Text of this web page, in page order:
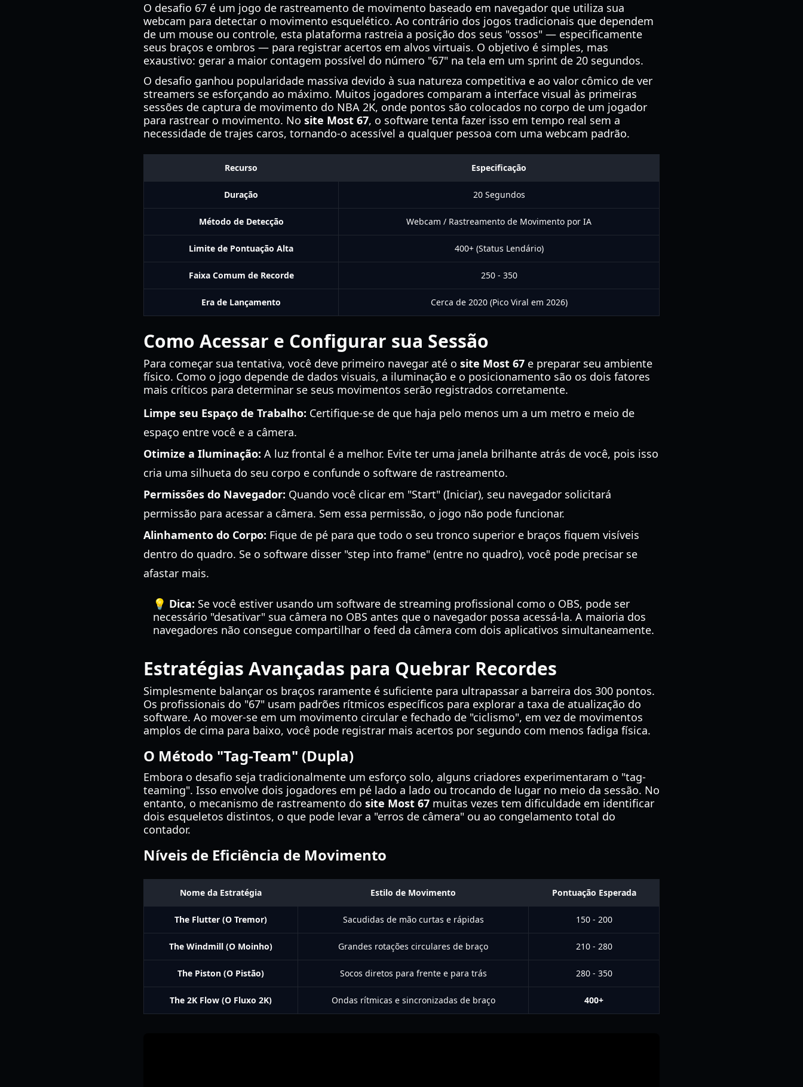
O desafio 67 é um jogo de rastreamento de movimento baseado em navegador que utiliza sua
webcam para detectar o movimento esquelético. Ao contrário dos jogos tradicionais que dependem
de um mouse ou controle, esta plataforma rastreia a posição dos seus "ossos" — especificamente
seus braços e ombros — para registrar acertos em alvos virtuais. O objetivo é simples, mas
exaustivo: gerar a maior contagem possível do número "67" na tela em um sprint de 20 segundos.
O desafio ganhou popularidade massiva devido à sua natureza competitiva e ao valor cômico de ver
streamers se esforçando ao máximo. Muitos jogadores comparam a interface visual às primeiras
sessões de captura de movimento do NBA 2K, onde pontos são colocados no corpo de um jogador
para rastrear o movimento. No site Most 67, o software tenta fazer isso em tempo real sem a
necessidade de trajes caros, tornando-o acessível a qualquer pessoa com uma webcam padrão.
Recurso Especificação
Duração 20 Segundos
Método de Detecção Webcam / Rastreamento de Movimento por IA
Limite de Pontuação Alta 400+ (Status Lendário)
Faixa Comum de Recorde 250 - 350
Era de Lançamento Cerca de 2020 (Pico Viral em 2026)
Como Acessar e Configurar sua Sessão
Para começar sua tentativa, você deve primeiro navegar até o site Most 67 e preparar seu ambiente
físico. Como o jogo depende de dados visuais, a iluminação e o posicionamento são os dois fatores
mais críticos para determinar se seus movimentos serão registrados corretamente.
Limpe seu Espaço de Trabalho: Certifique-se de que haja pelo menos um a um metro e meio de
espaço entre você e a câmera.
Otimize a Iluminação: A luz frontal é a melhor. Evite ter uma janela brilhante atrás de você, pois isso
cria uma silhueta do seu corpo e confunde o software de rastreamento.
Permissões do Navegador: Quando você clicar em "Start" (Iniciar), seu navegador solicitará
permissão para acessar a câmera. Sem essa permissão, o jogo não pode funcionar.
Alinhamento do Corpo: Fique de pé para que todo o seu tronco superior e braços fiquem visíveis
dentro do quadro. Se o software disser "step into frame" (entre no quadro), você pode precisar se
afastar mais.
💡 Dica: Se você estiver usando um software de streaming profissional como o OBS, pode ser
necessário "desativar" sua câmera no OBS antes que o navegador possa acessá-la. A maioria dos
navegadores não consegue compartilhar o feed da câmera com dois aplicativos simultaneamente.
Estratégias Avançadas para Quebrar Recordes
Simplesmente balançar os braços raramente é suficiente para ultrapassar a barreira dos 300 pontos.
Os profissionais do "67" usam padrões rítmicos específicos para explorar a taxa de atualização do
software. Ao mover-se em um movimento circular e fechado de "ciclismo", em vez de movimentos
amplos de cima para baixo, você pode registrar mais acertos por segundo com menos fadiga física.
O Método "Tag-Team" (Dupla)
Embora o desafio seja tradicionalmente um esforço solo, alguns criadores experimentaram o "tag-
teaming". Isso envolve dois jogadores em pé lado a lado ou trocando de lugar no meio da sessão. No
entanto, o mecanismo de rastreamento do site Most 67 muitas vezes tem dificuldade em identificar
dois esqueletos distintos, o que pode levar a "erros de câmera" ou ao congelamento total do
contador.
Níveis de Eficiência de Movimento
Nome da Estratégia Estilo de Movimento Pontuação Esperada
The Flutter (O Tremor) Sacudidas de mão curtas e rápidas 150 - 200
The Windmill (O Moinho) Grandes rotações circulares de braço 210 - 280
The Piston (O Pistão) Socos diretos para frente e para trás 280 - 350
The 2K Flow (O Fluxo 2K) Ondas rítmicas e sincronizadas de braço 400+